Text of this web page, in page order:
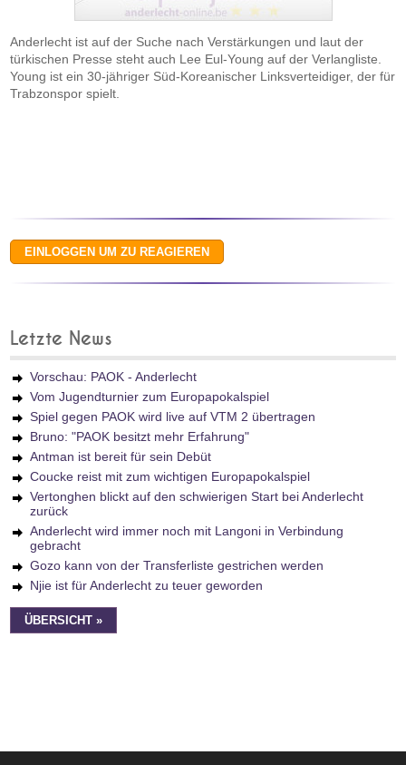
Anderlecht ist auf der Suche nach Verstärkungen und laut der
türkischen Presse steht auch Lee Eul-Young auf der Verlangliste.
Young ist ein 30-jähriger Süd-Koreanischer Linksverteidiger, der für
Trabzonspor spielt.
Letzte News
Vorschau: PAOK - Anderlecht
Vom Jugendturnier zum Europapokalspiel
Spiel gegen PAOK wird live auf VTM 2 übertragen
Bruno: "PAOK besitzt mehr Erfahrung"
Antman ist bereit für sein Debüt
Coucke reist mit zum wichtigen Europapokalspiel
Vertonghen blickt auf den schwierigen Start bei Anderlecht
zurück
Anderlecht wird immer noch mit Langoni in Verbindung
gebracht
Gozo kann von der Transferliste gestrichen werden
Njie ist für Anderlecht zu teuer geworden
ÜBERSICHT »